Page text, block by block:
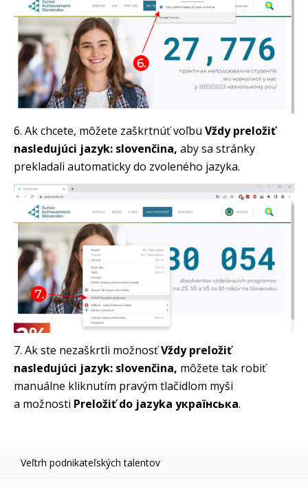
6. Ak chcete, môžete zaškrtnúť voľbu Vždy preložiť
nasledujúci jazyk: slovenčina, aby sa stránky
prekladali automaticky do zvoleného jazyka.
7. Ak ste nezaškrtli možnosťVždy preložiť
nasledujúci jazyk: slovenčina, môžete tak robiť
manuálne kliknutím pravým tlačidlom myši
a možnosti Preložiť do jazyka українська.
Veľtrh podnikateľských talentov